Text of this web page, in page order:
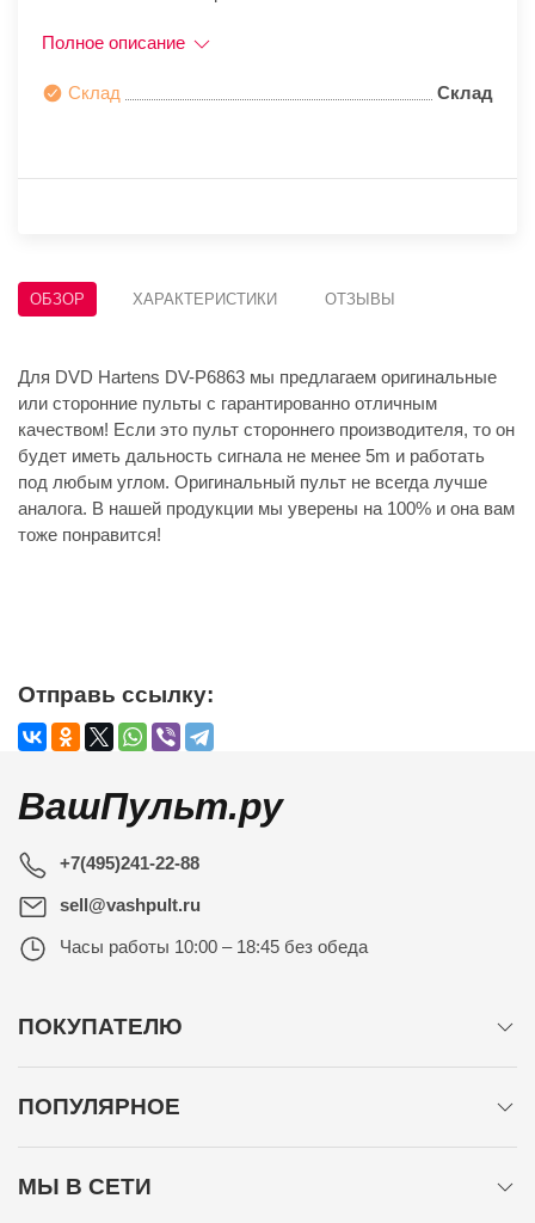
Полное описание
Склад Склад
ОБЗОР ХАРАКТЕРИСТИКИ ОТЗЫВЫ
Для DVD Hartens DV-P6863 мы предлагаем оригинальные
или сторонние пульты с гарантированно отличным
качеством! Если это пульт стороннего производителя, то он
будет иметь дальность сигнала не менее 5m и работать
под любым углом. Оригинальный пульт не всегда лучше
аналога. В нашей продукции мы уверены на 100% и она вам
тоже понравится!
Отправь ссылку:
ВашПульт.ру
+7(495)241-22-88
sell@vashpult.ru
Часы работы 10:00 – 18:45 без обеда
ПОКУПАТЕЛЮ
ПОПУЛЯРНОЕ
МЫ В СЕТИ